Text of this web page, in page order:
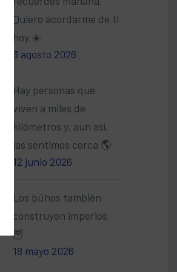
Quiero acordarme de ti
hoy ☀️
3 agosto 2026
Hay personas que
viven a miles de
kilómetros y, aun así,
las sentimos cerca 🌎
12 junio 2026
Los búhos también
construyen imperios
🦉
18 mayo 2026